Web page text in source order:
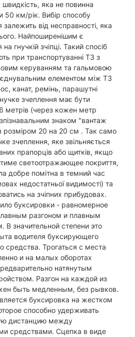
яка не повинна
50 км/рік. Вибір способу
від несправності, яка
Найпоширенішим є
гнучкій зчіпці. Такий спосіб
при транспортуванні ТЗ з
керуванням та гальмовою
елементом між ТЗ
канат, ремінь, парашутні
зчеплення має бути
метрів (через кожен метр
знаком "вантаж
розміром 20 на 20 см . Так само
зчеплення, яке звільняється
прапорців або щитків, якщо
светоотражающее покриття,
добре помітна в темний час
недостатньої видимості) та
на зчіпних прибудовах.
буксировки - равномерное
разгоном и плавным
значительной степени это
водителя буксирующего
средства. Трогаться с места
и на малых оборотах
натянутым
Разгон на каждой из
быть медленным, без рывков.
буксировка на жестком
способно удерживать
дистанцию между
средствами. Сцепка в виде